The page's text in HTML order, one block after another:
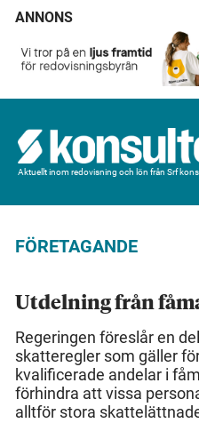
ANNONS
Aktuellt inom redovisning och lön från Srf
FÖRETAGANDE
Utdelning från
Regeringen föreslår en
skatteregler som gäller
kvalificerade andelar i
förhindra att vissa
alltför stora